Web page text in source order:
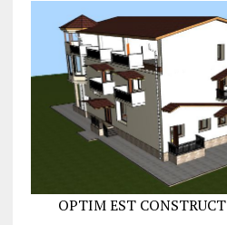
OPTIM EST CONSTRUCT